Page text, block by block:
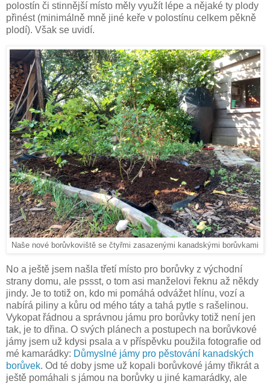
polostín či stinnější místo měly využít lépe a nějaké ty plody
přinést (minimálně mně jiné keře v polostínu celkem pěkně
plodí). Však se uvidí.
Naše nové borůvkoviště se čtyřmi zasazenými kanadskými borůvkami
No a ještě jsem našla třetí místo pro borůvky z východní
strany domu, ale pssst, o tom asi manželovi řeknu až někdy
jindy. Je to totiž on, kdo mi pomáhá odvážet hlínu, vozí a
nabírá piliny a kůru od mého táty a tahá pytle s rašelinou.
Vykopat řádnou a správnou jámu pro borůvky totiž není jen
tak, je to dřina. O svých plánech a postupech na borůvkové
jámy jsem už kdysi psala a v příspěvku použila fotografie od
mé kamarádky: Důmyslné jámy pro pěstování kanadských
borůvek. Od té doby jsme už kopali borůvkové jámy třikrát a
ještě pomáhali s jámou na borůvky u jiné kamarádky, ale